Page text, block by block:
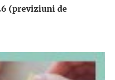
(previziuni de